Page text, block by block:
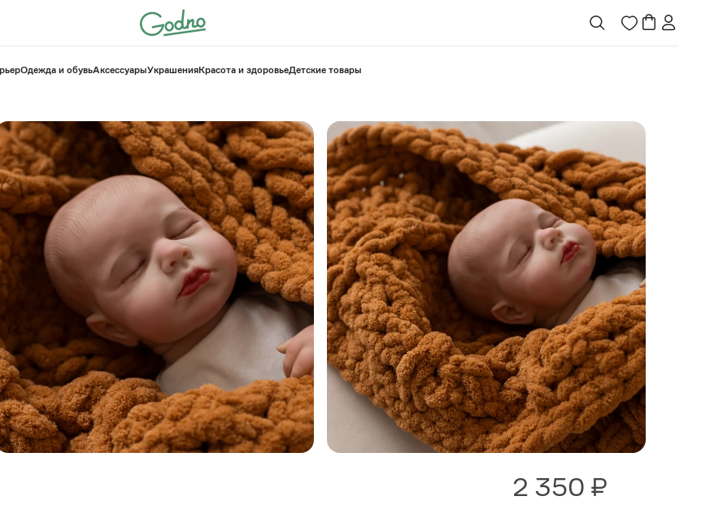
Одежда и обувьАксессуарыУкрашенияКрасота и здоровье⁠Детские товары
2 350 ₽